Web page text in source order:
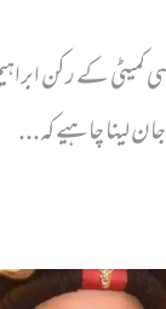
کمیٹی کے رکن
لینا چاہیے کہ...